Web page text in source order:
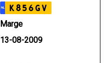
NL K856GV
Marge
13-08-2009